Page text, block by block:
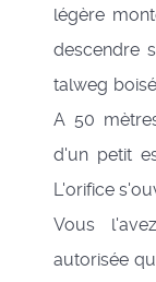
légère
descendre
talweg
A 50
d'un petit
L'orifice
Vous
autorisée